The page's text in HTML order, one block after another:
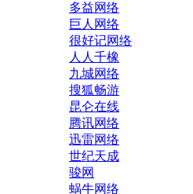
多益网络
巨人网络
很好记网络
人人千橡
九城网络
搜狐畅游
昆仑在线
腾讯网络
迅雷网络
世纪天成
骏网
蜗牛网络